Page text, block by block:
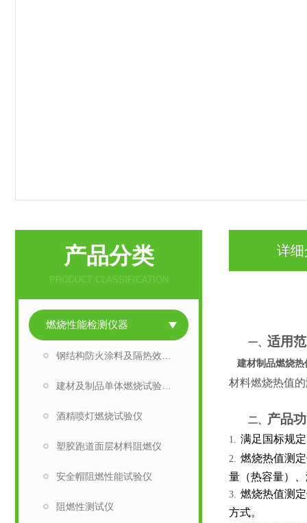
产品分类
PRODUCT CLASSIFICATION
燃烧性能检测仪器
酒精喷灯燃烧试验仪
塑胶跑道面层材料阻燃仪
安全帽阻燃性能试验仪
阻燃性测试仪
详
一、 适用
建材制品燃烧热
材料燃烧热值
二、 产品
1. 满足国标规
2. 燃烧热值测
量（热容量）
3. 燃烧热值测
方式。